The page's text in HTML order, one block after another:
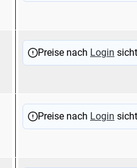
Preise nach Login
Preise nach Login